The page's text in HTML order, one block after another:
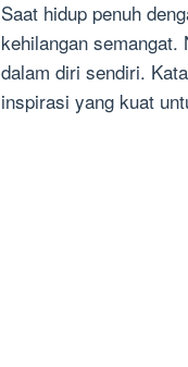
Saat hidup penuh
kehilangan
dalam diri sendiri.
inspirasi yang kuat